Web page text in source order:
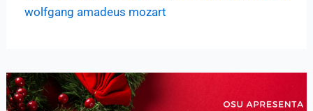
a
magia
wolfgang amadeus mozart